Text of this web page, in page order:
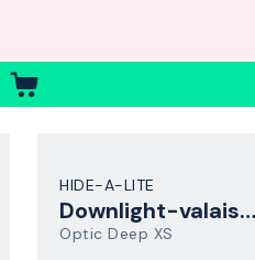
HIDE-A-LITE
Downlight-valaisin
Optic Deep XS